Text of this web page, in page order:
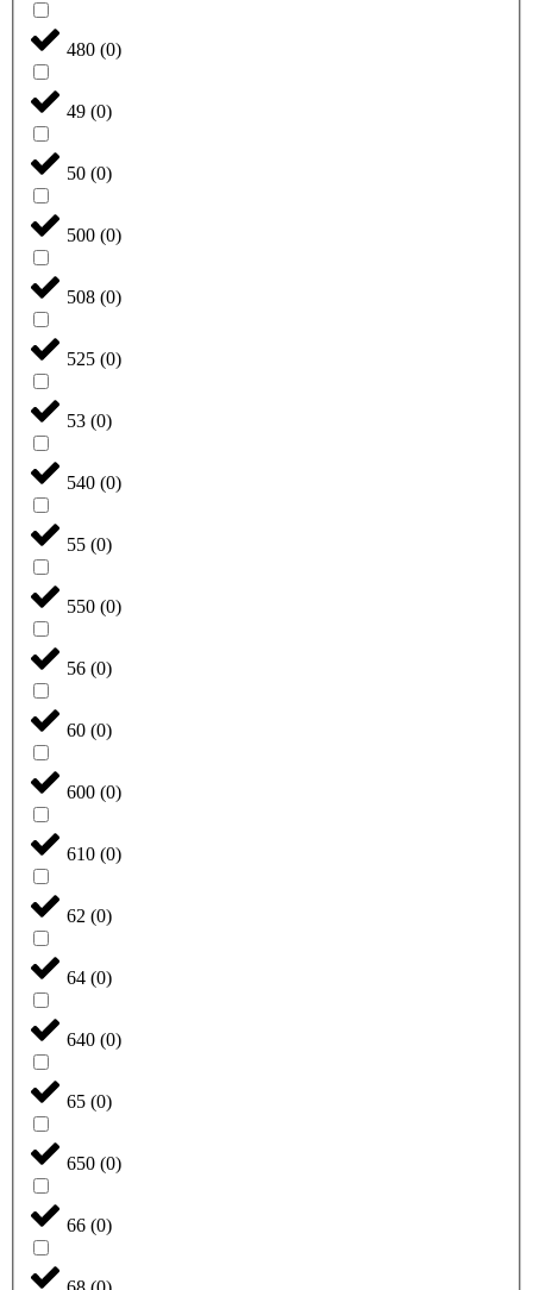
480 (0)
49 (0)
50 (0)
500 (0)
508 (0)
525 (0)
53 (0)
540 (0)
55 (0)
550 (0)
56 (0)
60 (0)
600 (0)
610 (0)
62 (0)
64 (0)
640 (0)
65 (0)
650 (0)
66 (0)